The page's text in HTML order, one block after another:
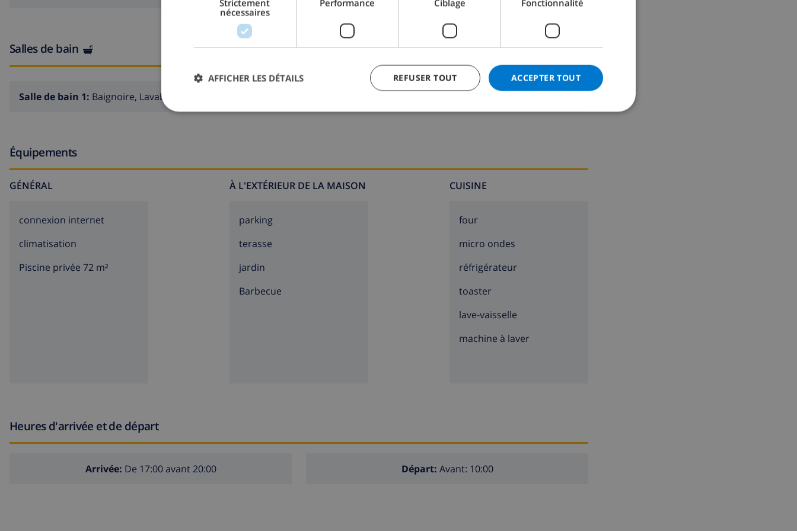
Salles de bain
Salle de bain 1: Baignoire, Lavabo, Toilette
Équipements
GÉNÉRAL
connexion internet
climatisation
Piscine privée 72 m²
À L'EXTÉRIEUR DE LA MAISON
parking
terasse
jardin
barbecue
CUISINE
four
micro ondes
réfrigérateur
toaster
lave-vaisselle
machine à laver
Heures d'arrivée et de départ
Arrivée: De 17:00 avant 20:00 Départ: Avant: 10:00
CATALAN
DANISH
Strictement
nécessaires
Performance Ciblage Fonctionnalité
ACCEPTER TOUT
REFUSER TOUT
AFFICHER LES DÉTAILS